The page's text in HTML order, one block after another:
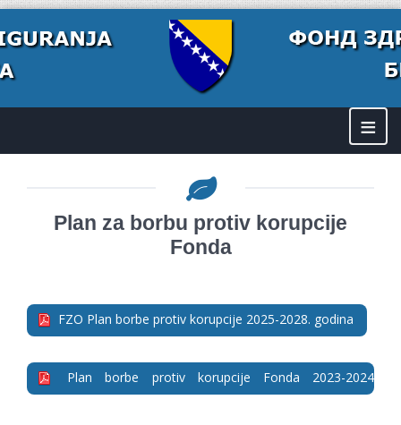
≡
Plan za borbu protiv korupcije
Fonda
FZO Plan borbe protiv korupcije 2025-2028. godina
Plan borbe protiv korupcije Fonda 2023-2024